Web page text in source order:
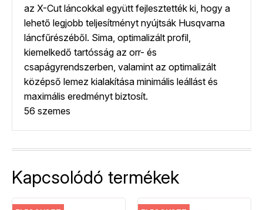
az X-Cut láncokkal együtt fejlesztették ki, hogy a
lehető legjobb teljesítményt nyújtsák Husqvarna
láncfűrészéből. Sima, optimalizált profil,
kiemelkedő tartósság az orr- és
csapágyrendszerben, valamint az optimalizált
középső lemez kialakítása minimális leállást és
maximális eredményt biztosít.
56 szemes
Kapcsolódó termékek